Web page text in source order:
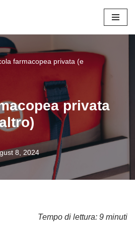
farmacopea privata (e
privata
8, 2024
Tempo di lettura: 9 minuti